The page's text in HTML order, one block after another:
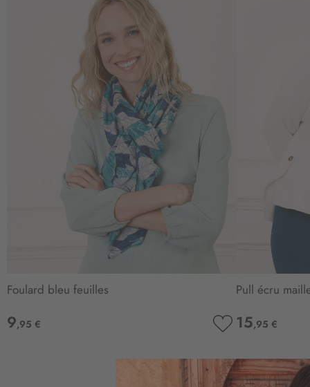
Foulard bleu feuilles
9,95 €
MA
LISTE
D’ENVIE
Pull écru
15,95 €